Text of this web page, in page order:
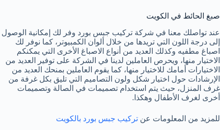
صبغ الحائط في الكويت
عند تواصلك معنا في شركة تركيب جبس بورد وفر لك إمكانية الوصول
إلى درجة اللون التي تريدها من خلال ألوان الكمبيوتر، كما نوفر لك
اصباغ مطفيه وكذلك العديد من أنواع الاصباغ الأخرى التي يمكنكم
الاختيار منها، ويحرص العاملين لدينا في الشركة على توفير العديد من
الاختيارات أمامك للاختيار منها، كما يقوم العاملين بمنحك العديد من
الإرشادات حول اختيار شكل ولون التصاميم التي تليق بكل غرفة من
غرف المنزل، حيث يتم استخدام تصميمات في الصالة وتصميمات
أخرى لغرف الأطفال وهكذا.
للمزيد من المعلومات عن تركيب جبس بورد بالكويت